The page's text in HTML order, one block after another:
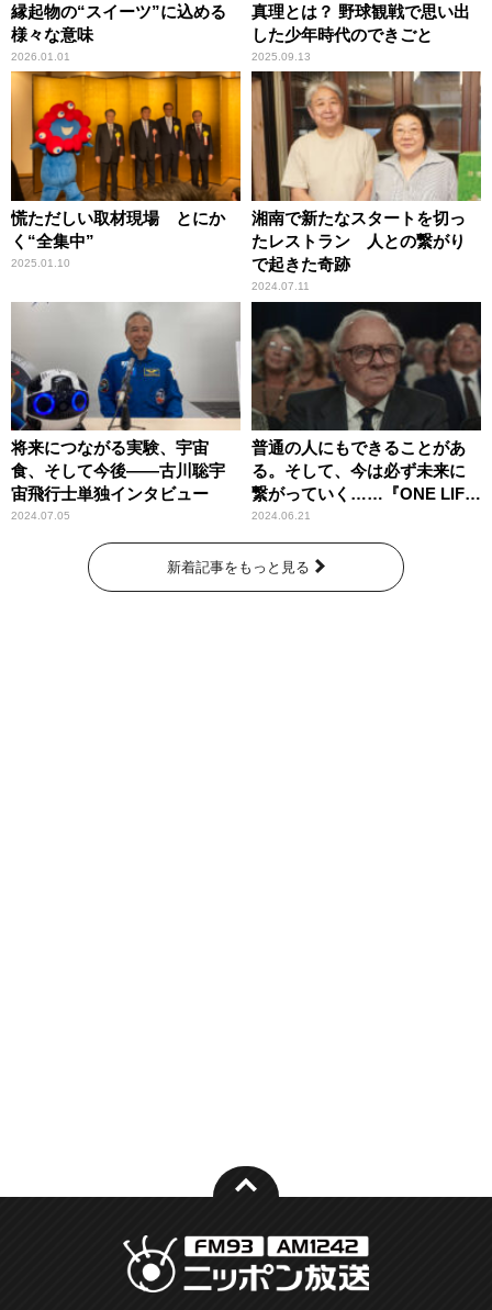
縁起物の“スイーツ”に込める
様々な意味
2026.01.01
真理とは？ 野球観戦で思い出
した少年時代のできごと
2025.09.13
慌ただしい取材現場 とにか
く“全集中”
2025.01.10
湘南で新たなスタートを切っ
たレストラン 人との繋がり
で起きた奇跡
2024.07.11
将来につながる実験、宇宙
食、そして今後――古川聡宇
宙飛行士単独インタビュー
2024.07.05
普通の人にもできることがあ
る。そして、今は必ず未来に
繋がっていく……『ONE LIFE
奇跡が繋いだ6000の命』
2024.06.21
新着記事をもっと見る